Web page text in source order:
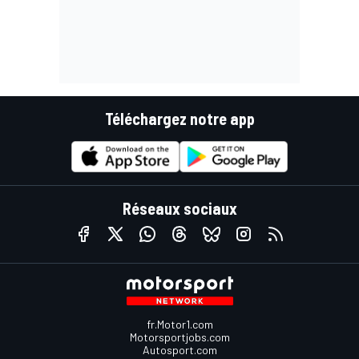
Téléchargez notre app
Réseaux sociaux
fr.Motor1.com
Motorsportjobs.com
Autosport.com